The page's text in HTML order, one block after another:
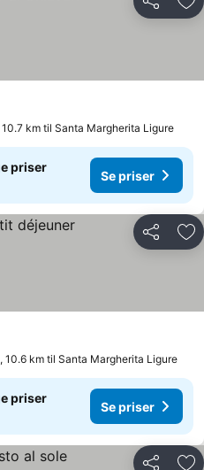
Del
km til Santa Margherita Ligure
priser
Se priser
Del
10.6 km til Santa Margherita Ligure
priser
Se priser